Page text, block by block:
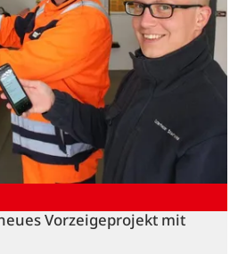
Vorzeigeprojekt mit